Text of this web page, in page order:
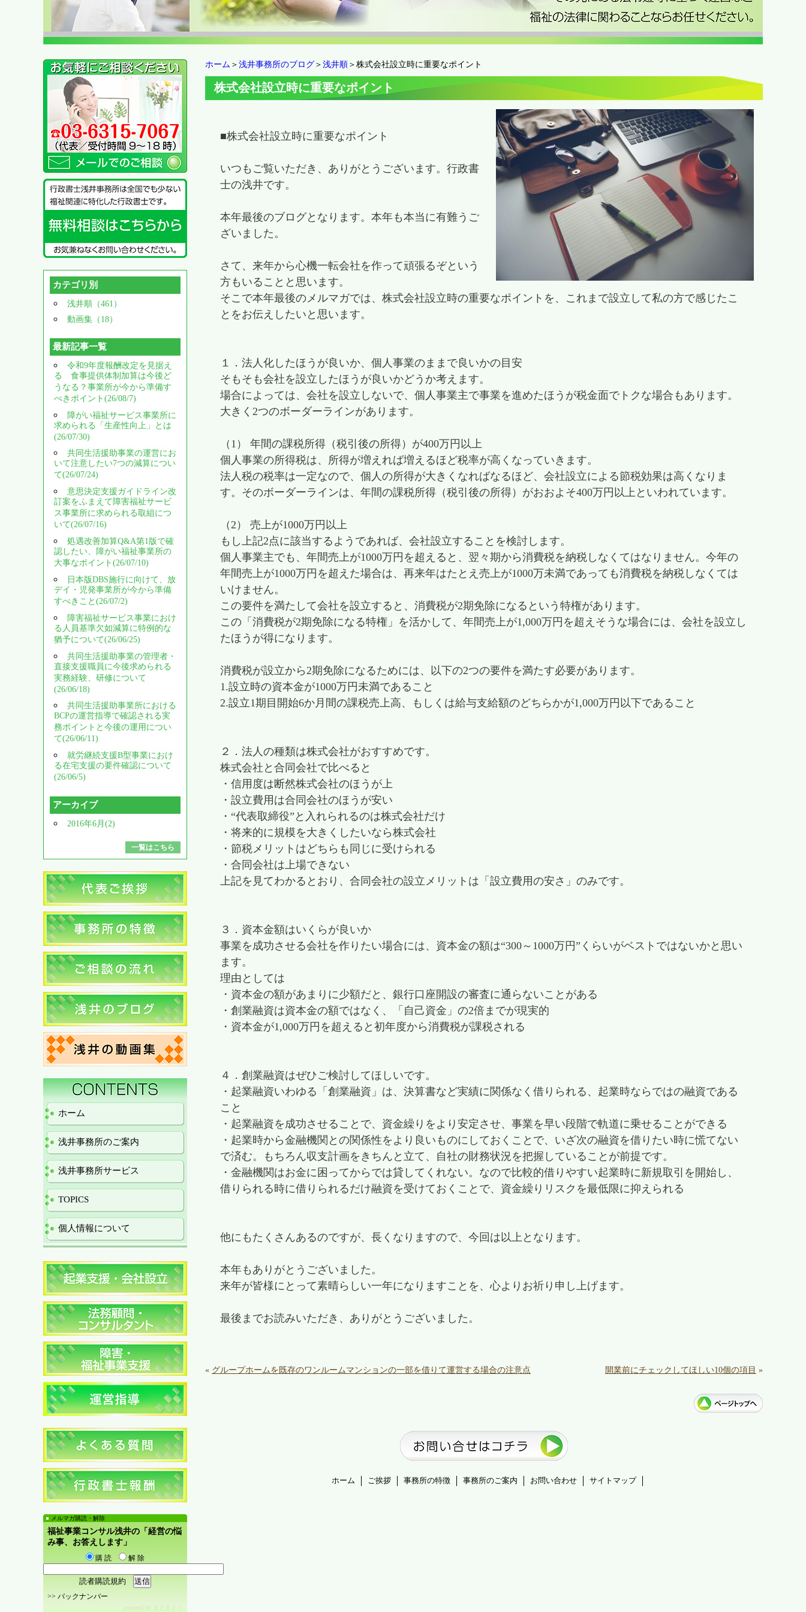
ホーム ＞ 浅井事務所のブログ ＞ 浅井順 ＞株式会社設立時に重要なポイント
株式会社設立時に重要なポイント
■株式会社設立時に重要なポイント
いつもご覧いただき、ありがとうございます。行政書
士の浅井です。
本年最後のブログとなります。本年も本当に有難うご
ざいました。
さて、来年から心機一転会社を作って頑張るぞという
方もいることと思います。
そこで本年最後のメルマガでは、株式会社設立時の重要なポイントを、これまで設立して私の方で感じたこ
とをお伝えしたいと思います。
１．法人化したほうが良いか、個人事業のままで良いかの目安
そもそも会社を設立したほうが良いかどうか考えます。
場合によっては、会社を設立しないで、個人事業主で事業を進めたほうが税金面でトクな場合もあります。
大きく2つのボーダーラインがあります。
（1） 年間の課税所得（税引後の所得）が400万円以上
個人事業の所得税は、所得が増えれば増えるほど税率が高くなっていきます。
法人税の税率は一定なので、個人の所得が大きくなればなるほど、会社設立による節税効果は高くなりま
す。そのボーダーラインは、年間の課税所得（税引後の所得）がおおよそ400万円以上といわれています。
（2） 売上が1000万円以上
もし上記2点に該当するようであれば、会社設立することを検討します。
個人事業主でも、年間売上が1000万円を超えると、翌々期から消費税を納税しなくてはなりません。今年の
年間売上が1000万円を超えた場合は、再来年はたとえ売上が1000万未満であっても消費税を納税しなくては
いけません。
この要件を満たして会社を設立すると、消費税が2期免除になるという特権があります。
この「消費税が2期免除になる特権」を活かして、年間売上が1,000万円を超えそうな場合には、会社を設立し
たほうが得になります。
消費税が設立から2期免除になるためには、以下の2つの要件を満たす必要があります。
1.設立時の資本金が1000万円未満であること
2.設立1期目開始6か月間の課税売上高、もしくは給与支給額のどちらかが1,000万円以下であること
２．法人の種類は株式会社がおすすめです。
株式会社と合同会社で比べると
・信用度は断然株式会社のほうが上
・設立費用は合同会社のほうが安い
・“代表取締役”と入れられるのは株式会社だけ
・将来的に規模を大きくしたいなら株式会社
・節税メリットはどちらも同じに受けられる
・合同会社は上場できない
上記を見てわかるとおり、合同会社の設立メリットは「設立費用の安さ」のみです。
３．資本金額はいくらが良いか
事業を成功させる会社を作りたい場合には、資本金の額は“300～1000万円”くらいがベストではないかと思い
ます。
理由としては
・資本金の額があまりに少額だと、銀行口座開設の審査に通らないことがある
・創業融資は資本金の額ではなく、「自己資金」の2倍までが現実的
・資本金が1,000万円を超えると初年度から消費税が課税される
４．創業融資はぜひご検討してほしいです。
・起業融資いわゆる「創業融資」は、決算書など実績に関係なく借りられる、起業時ならではの融資である
こと
・起業融資を成功させることで、資金繰りをより安定させ、事業を早い段階で軌道に乗せることができる
・起業時から金融機関との関係性をより良いものにしておくことで、いざ次の融資を借りたい時に慌てない
で済む。もちろん収支計画をきちんと立て、自社の財務状況を把握していることが前提です。
・金融機関はお金に困ってからでは貸してくれない。なので比較的借りやすい起業時に新規取引を開始し、
借りられる時に借りられるだけ融資を受けておくことで、資金繰りリスクを最低限に抑えられる
他にもたくさんあるのですが、長くなりますので、今回は以上となります。
本年もありがとうございました。
来年が皆様にとって素晴らしい一年になりますことを、心よりお祈り申し上げます。
最後までお読みいただき、ありがとうございました。
« グループホームを既存のワンルームマンションの一部を借りて運営する場合の注意点 開業前にチェックしてほしい10個の項目 »
ホーム ご挨拶 事務所の特徴 事務所のご案内 お問い合わせ サイトマップ
カテゴリ別
浅井順（461）
動画集（18）
最新記事一覧
令和9年度報酬改定を見据え
る 食事提供体制加算は今後ど
うなる？事業所が今から準備す
べきポイント(26/08/7)
障がい福祉サービス事業所に
求められる「生産性向上」とは
(26/07/30)
共同生活援助事業の運営にお
いて注意したい7つの減算につい
て(26/07/24)
意思決定支援ガイドライン改
訂案をふまえて障害福祉サービ
ス事業所に求められる取組につ
いて(26/07/16)
処遇改善加算Q&A第1版で確
認したい、障がい福祉事業所の
大事なポイント(26/07/10)
日本版DBS施行に向けて、放
デイ・児発事業所が今から準備
すべきこと(26/07/2)
障害福祉サービス事業におけ
る人員基準欠如減算に特例的な
猶予について(26/06/25)
共同生活援助事業の管理者・
直接支援職員に今後求められる
実務経験、研修について
(26/06/18)
共同生活援助事業所における
BCPの運営指導で確認される実
務ポイントと今後の運用につい
て(26/06/11)
就労継続支援B型事業におけ
る在宅支援の要件確認について
(26/06/5)
アーカイブ
2016年6月(2)
一覧はこちら
ホーム
浅井事務所のご案内
浅井事務所サービス
TOPICS
個人情報について
メルマガ購読・解除
福祉事業コンサル浅井の「経営の悩
み事、お答えします」
購 読 解 除
読者購読規約
>> バックナンバー